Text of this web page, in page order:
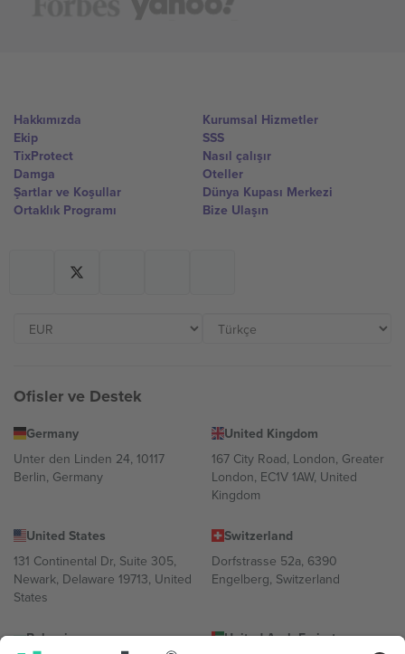
Hakkımızda
Ekip
TixProtect
Damga
Şartlar ve Koşullar
Ortaklık Programı
Kurumsal Hizmetler
SSS
Nasıl çalışır
Oteller
Dünya Kupası Merkezi
Bize Ulaşın
Ofisler ve Destek
Germany
Unter den Linden 24, 10117
Berlin, Germany
United Kingdom
167 City Road, London, Greater
London, EC1V 1AW, United
Kingdom
United States
131 Continental Dr, Suite 305,
Newark, Delaware 19713, United
States
Switzerland
Dorfstrasse 52a, 6390
Engelberg, Switzerland
Bulgaria United Arab Emirates